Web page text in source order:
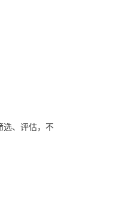
选、评估，不